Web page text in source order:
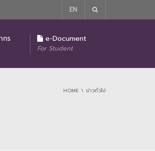
EN
กร e-Document
For Student
HOME ข่าวทั่วไป